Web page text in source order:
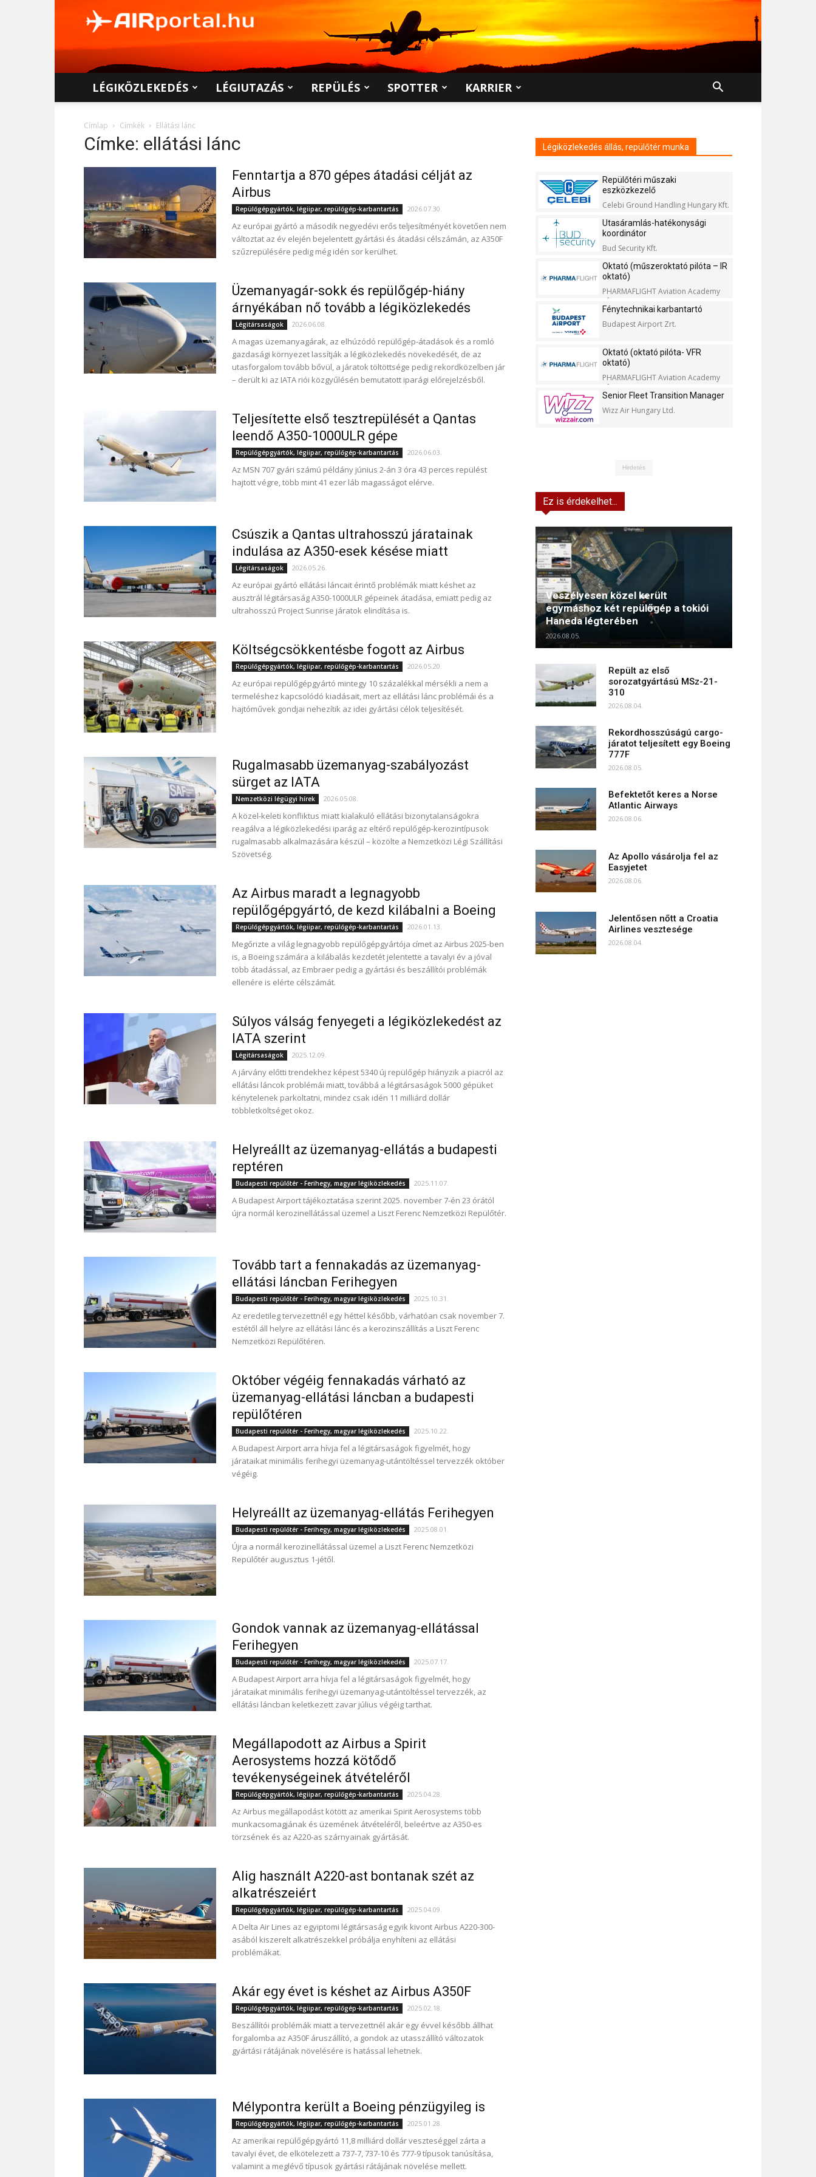
LÉGIKÖZLEKEDÉS LÉGIUTAZÁS REPÜLÉS SPOTTER KARRIER
Címlap Címkék Ellátási lánc
Címke: ellátási lánc
Fenntartja a 870 gépes átadási célját az
Airbus
Repülőgépgyártók, légiipar, repülőgép-karbantartás 2026.07.30.
Az európai gyártó a második negyedévi erős teljesítményét követően nem
változtat az év elején bejelentett gyártási és átadási célszámán, az A350F
szűzrepülésére pedig még idén sor kerülhet.
Üzemanyagár-sokk és repülőgép-hiány
árnyékában nő tovább a légiközlekedés
Légitársaságok 2026.06.08.
A magas üzemanyagárak, az elhúzódó repülőgép-átadások és a romló
gazdasági környezet lassítják a légiközlekedés növekedését, de az
utasforgalom tovább bővül, a járatok töltöttsége pedig rekordközelben jár
– derült ki az IATA riói közgyűlésén bemutatott iparági előrejelzésből.
Teljesítette első tesztrepülését a Qantas
leendő A350-1000ULR gépe
Repülőgépgyártók, légiipar, repülőgép-karbantartás 2026.06.03.
Az MSN 707 gyári számú példány június 2-án 3 óra 43 perces repülést
hajtott végre, több mint 41 ezer láb magasságot elérve.
Csúszik a Qantas ultrahosszú járatainak
indulása az A350-esek késése miatt
Légitársaságok 2026.05.26.
Az európai gyártó ellátási láncait érintő problémák miatt késhet az
ausztrál légitársaság A350-1000ULR gépeinek átadása, emiatt pedig az
ultrahosszú Project Sunrise járatok elindítása is.
Költségcsökkentésbe fogott az Airbus
Repülőgépgyártók, légiipar, repülőgép-karbantartás 2026.05.20.
Az európai repülőgépgyártó mintegy 10 százalékkal mérsékli a nem a
termeléshez kapcsolódó kiadásait, mert az ellátási lánc problémái és a
hajtóművek gondjai nehezítik az idei gyártási célok teljesítését.
Rugalmasabb üzemanyag-szabályozást
sürget az IATA
Nemzetközi légügyi hírek 2026.05.08.
A közel-keleti konfliktus miatt kialakuló ellátási bizonytalanságokra
reagálva a légiközlekedési iparág az eltérő repülőgép-kerozintípusok
rugalmasabb alkalmazására készül – közölte a Nemzetközi Légi Szállítási
Szövetség.
Az Airbus maradt a legnagyobb
repülőgépgyártó, de kezd kilábalni a Boeing
Repülőgépgyártók, légiipar, repülőgép-karbantartás 2026.01.13.
Megőrizte a világ legnagyobb repülőgépgyártója címet az Airbus 2025-ben
is, a Boeing számára a kilábalás kezdetét jelentette a tavalyi év a jóval
több átadással, az Embraer pedig a gyártási és beszállítói problémák
ellenére is elérte célszámát.
Súlyos válság fenyegeti a légiközlekedést az
IATA szerint
Légitársaságok 2025.12.09.
A járvány előtti trendekhez képest 5340 új repülőgép hiányzik a piacról az
ellátási láncok problémái miatt, továbbá a légitársaságok 5000 gépüket
kénytelenek parkoltatni, mindez csak idén 11 milliárd dollár
többletköltséget okoz.
Helyreállt az üzemanyag-ellátás a budapesti
reptéren
Budapesti repülőtér - Ferihegy, magyar légiközlekedés 2025.11.07.
A Budapest Airport tájékoztatása szerint 2025. november 7-én 23 órától
újra normál kerozinellátással üzemel a Liszt Ferenc Nemzetközi Repülőtér.
Tovább tart a fennakadás az üzemanyag-
ellátási láncban Ferihegyen
Budapesti repülőtér - Ferihegy, magyar légiközlekedés 2025.10.31.
Az eredetileg tervezettnél egy héttel később, várhatóan csak november 7.
estétől áll helyre az ellátási lánc és a kerozinszállítás a Liszt Ferenc
Nemzetközi Repülőtéren.
Október végéig fennakadás várható az
üzemanyag-ellátási láncban a budapesti
repülőtéren
Budapesti repülőtér - Ferihegy, magyar légiközlekedés 2025.10.22.
A Budapest Airport arra hívja fel a légitársaságok figyelmét, hogy
járataikat minimális ferihegyi üzemanyag-utántöltéssel tervezzék október
végéig.
Helyreállt az üzemanyag-ellátás Ferihegyen
Budapesti repülőtér - Ferihegy, magyar légiközlekedés 2025.08.01.
Újra a normál kerozinellátással üzemel a Liszt Ferenc Nemzetközi
Repülőtér augusztus 1-jétől.
Gondok vannak az üzemanyag-ellátással
Ferihegyen
Budapesti repülőtér - Ferihegy, magyar légiközlekedés 2025.07.17.
A Budapest Airport arra hívja fel a légitársaságok figyelmét, hogy
járataikat minimális ferihegyi üzemanyag-utántöltéssel tervezzék, az
ellátási láncban keletkezett zavar július végéig tarthat.
Megállapodott az Airbus a Spirit
Aerosystems hozzá kötődő
tevékenységeinek átvételéről
Repülőgépgyártók, légiipar, repülőgép-karbantartás 2025.04.28.
Az Airbus megállapodást kötött az amerikai Spirit Aerosystems több
munkacsomagjának és üzemének átvételéről, beleértve az A350-es
törzsének és az A220-as szárnyainak gyártását.
Alig használt A220-ast bontanak szét az
alkatrészeiért
Repülőgépgyártók, légiipar, repülőgép-karbantartás 2025.04.09.
A Delta Air Lines az egyiptomi légitársaság egyik kivont Airbus A220-300-
asából kiszerelt alkatrészekkel próbálja enyhíteni az ellátási
problémákat.
Akár egy évet is késhet az Airbus A350F
Repülőgépgyártók, légiipar, repülőgép-karbantartás 2025.02.18.
Beszállítói problémák miatt a tervezettnél akár egy évvel később állhat
forgalomba az A350F áruszállító, a gondok az utasszállító változatok
gyártási rátájának növelésére is hatással lehetnek.
Mélypontra került a Boeing pénzügyileg is
Repülőgépgyártók, légiipar, repülőgép-karbantartás 2025.01.28.
Az amerikai repülőgépgyártó 11,8 milliárd dollár veszteséggel zárta a
tavalyi évet, de elkötelezett a 737-7, 737-10 és 777-9 típusok tanúsítása,
valamint a meglévő típusok gyártási rátájának növelése mellett.
Légiközlekedés állás, repülőtér munka
Repülőtéri műszaki
eszközkezelő
Celebi Ground Handling Hungary Kft.
Utasáramlás-hatékonysági
koordinátor
Bud Security Kft.
Oktató (műszeroktató pilóta – IR
oktató)
PHARMAFLIGHT Aviation Academy
Kft.
Fénytechnikai karbantartó
Budapest Airport Zrt.
Oktató (oktató pilóta- VFR
oktató)
PHARMAFLIGHT Aviation Academy
Kft.
Senior Fleet Transition Manager
Wizz Air Hungary Ltd.
Hirdetés
Ez is érdekelhet...
Veszélyesen közel került
egymáshoz két repülőgép a tokiói
Haneda légterében
2026.08.05.
Repült az első
sorozatgyártású MSz-21-
310
2026.08.04.
Rekordhosszúságú cargo-
járatot teljesített egy Boeing
777F
2026.08.05.
Befektetőt keres a Norse
Atlantic Airways
2026.08.06.
Az Apollo vásárolja fel az
Easyjetet
2026.08.06.
Jelentősen nőtt a Croatia
Airlines vesztesége
2026.08.04.